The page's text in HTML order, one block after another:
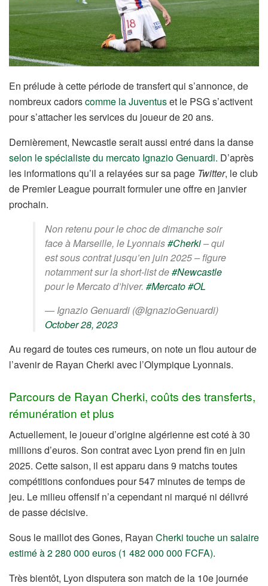
En prélude à cette période de transfert qui s’annonce, de
nombreux cadorscomme la Juventuset le PSG s’activent
pour s’attacher les services du joueur de 20 ans.
Dernièrement, Newcastle serait aussi entré dans la danse
selon le spécialiste du mercato Ignazio Genuardi. D’après
les informations qu’il a relayées sur sa page Twitter, le club
de Premier League pourrait formuler une offre en janvier
prochain.
Non retenu pour le choc de dimanche soir
face à Marseille, le Lyonnais#Cherki– qui
est sous contrat jusqu’en juin 2025 – figure
notamment sur la short-list de#Newcastle
pour le Mercato d’hiver. #Mercato#OL
— Ignazio Genuardi (@IgnazioGenuardi)
October 28, 2023
Au regard de toutes ces rumeurs, on note un flou autour de
l’avenir de Rayan Cherki avec l’Olympique Lyonnais.
Parcours de Rayan Cherki, coûts des transferts,
rémunération et plus
Actuellement, le joueur d’origine algérienne est coté à 30
millions d’euros. Son contrat avec Lyon prend fin en juin
2025. Cette saison, il est apparu dans 9 matchs toutes
compétitions confondues pour 547 minutes de temps de
jeu. Le milieu offensif n’a cependant ni marqué ni délivré
de passe décisive.
Sous le maillot des Gones, Rayan Cherki touche un salaire
estimé à 2 280 000 euros (1 482 000 000 FCFA).
Très bientôt, Lyon disputera son match de la 10e journée